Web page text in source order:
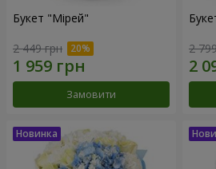
Букет "Мірей"
2 449 грн
Замовити
2